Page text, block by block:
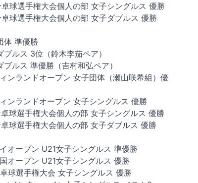
球選手権大会個人の部 女子シングルス 優勝
球選手権大会個人の部 女子ダブルス 優勝
体 準優勝
ルス 3位（鈴木李茄ペア）
ルス 準優勝（吉村和弘ペア）
ンランドオープン 女子団体（瀬山咲希組）優
ンランドオープン 女子シングルス 優勝
球選手権大会個人の部 女子シングルス 優勝
球選手権大会個人の部 女子ダブルス 優勝
オープン U21女子シングルス 準優勝
オープン U21女子シングルス 優勝
球選手権大会 女子シングルス 優勝